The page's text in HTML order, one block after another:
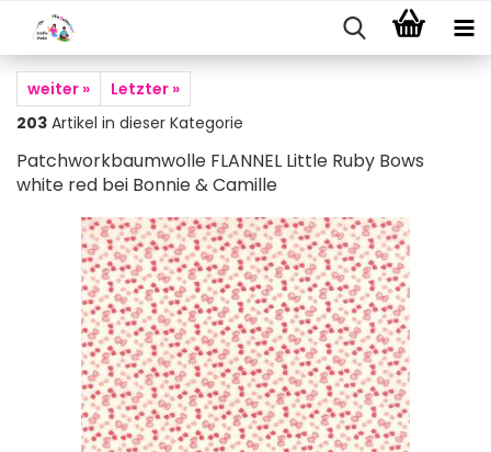
weiter »
Letzter »
203 Artikel in dieser Kategorie
Patchworkbaumwolle FLANNEL Little Ruby Bows
white red bei Bonnie & Camille